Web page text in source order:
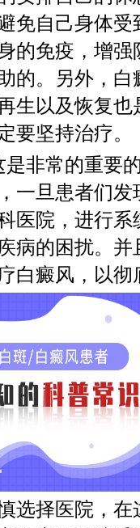
免自己身体
的免疫，增
的。另外，
生以及恢复
要坚持治疗。
非常的重要
一旦患者们
医院，进行
病的困扰。
白癜风，以
选择医院，